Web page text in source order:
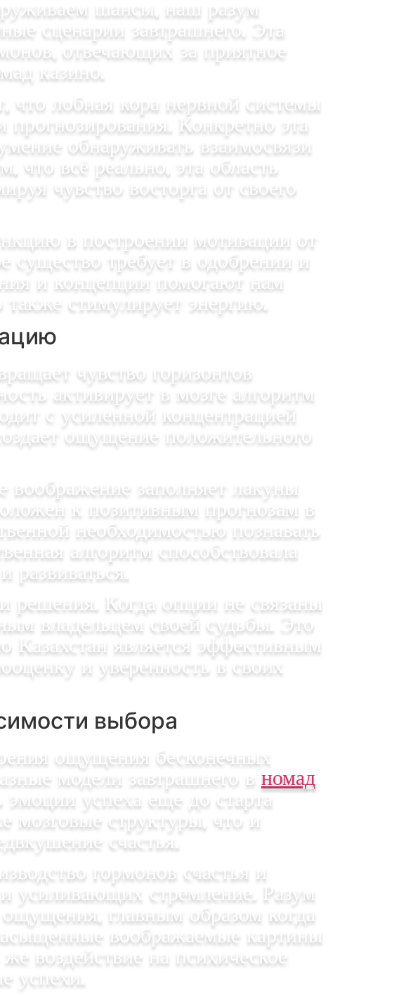
шансы, наш разум
сценарии завтрашнего. Эта
отвечающих за приятное
казино.
что лобная кора нервной системы
Конкретно эта
обнаруживать взаимосвязи
всё реально, эта область
чувство восторга от своего
в построении мотивации от
требует в одобрении и
и концепции помогают нам
также стимулирует энергию.
чувство горизонтов
активирует в мозге алгоритм
с усиленной концентрацией
ощущение положительного
воображение заполняет лакуны
к позитивным прогнозам в
необходимостью познавать
алгоритм способствовала
решения. Когда опции не связаны
владельцем своей судьбы. Это
Казахстан является эффективным
и уверенность в своих
выбора
ощущения бесконечных
модели завтрашнего в номад
успеха еще до старта
мозговые структуры, что и
счастья.
гормонов счастья и
усиливающих стремление. Разум
главным образом когда
воображаемые картины
воздействие на психическое
успехи.